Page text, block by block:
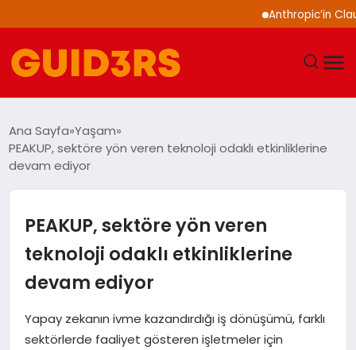
Anthropic’in Claude
YAŞAM
SAĞLIK
EKONOMI
Ana Sayfa Yaşam
PEAKUP, sektöre yön veren teknoloji odaklı etkinliklerine
devam ediyor
PEAKUP, sektöre yön veren
teknoloji odaklı etkinliklerine
devam ediyor
Yapay zekanın ivme kazandırdığı iş dönüşümü, farklı
sektörlerde faaliyet gösteren işletmeler için